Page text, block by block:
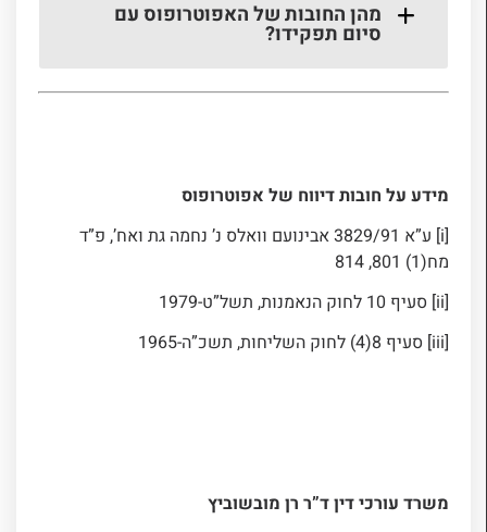
מהן החובות של האפוטרופוס עם
סיום תפקידו?
מידע על חובות דיווח של אפוטרופוס
[i] ע”א 3829/91 אבינועם וואלס נ’ נחמה גת ואח’, פ”ד
מח(1) 801, 814
[ii] סעיף 10 לחוק הנאמנות, תשל”ט-1979
[iii] סעיף 8(4) לחוק השליחות, תשכ”ה-1965
משרד עורכי דין ד”ר רן מובשוביץ